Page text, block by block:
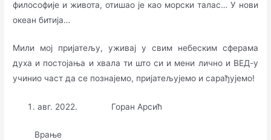
философије и живота, отишао је као морски талас… У нови
океан битија…
Мили мој пријатељу, уживај у свим небеским сферама
духа и постојања и хвала ти што си и мени лично и ВЕД-у
учинио част да се познајемо, пријатељујемо и сарађујемо!
авг. 2022. Горан Арсић
Врање